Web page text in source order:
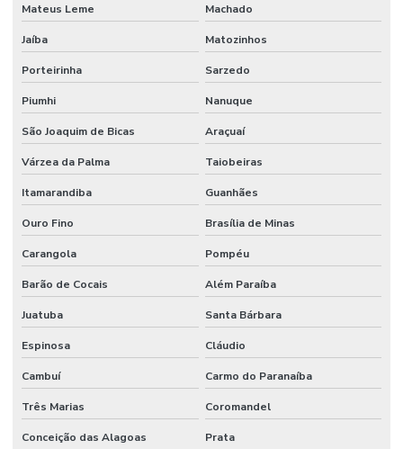
Valor projeto preventivo de incêndio
Mateus Leme Machado
Jaíba Matozinhos
Porteirinha Sarzedo
Piumhi Nanuque
São Joaquim de Bicas Araçuaí
Várzea da Palma Taiobeiras
Itamarandiba Guanhães
Ouro Fino Brasília de Minas
Carangola Pompéu
Barão de Cocais Além Paraíba
Juatuba Santa Bárbara
Espinosa Cláudio
Cambuí Carmo do Paranaíba
Três Marias Coromandel
Conceição das Alagoas Prata